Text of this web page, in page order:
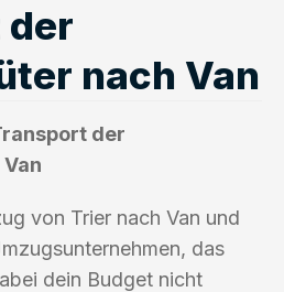
der
nach Van
der
von Trier nach Van und
das
dein Budget nicht